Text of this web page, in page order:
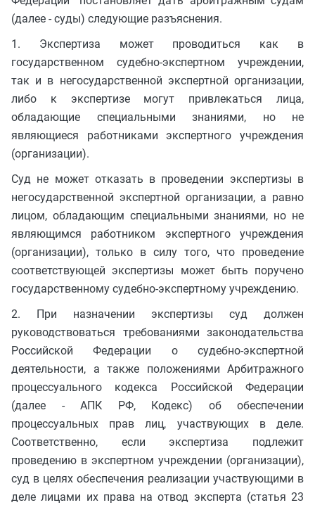
(далее - суды) следующие разъяснения.
1. Экспертиза может проводиться как в
государственном судебно-экспертном учреждении,
так и в негосударственной экспертной организации,
либо к экспертизе могут привлекаться лица,
обладающие специальными знаниями, но не
являющиеся работниками экспертного учреждения
(организации).
Суд не может отказать в проведении экспертизы в
негосударственной экспертной организации, а равно
лицом, обладающим специальными знаниями, но не
являющимся работником экспертного учреждения
(организации), только в силу того, что проведение
соответствующей экспертизы может быть поручено
государственному судебно-экспертному учреждению.
2. При назначении экспертизы суд должен
руководствоваться требованиями законодательства
Российской Федерации о судебно-экспертной
деятельности, а также положениями Арбитражного
процессуального кодекса Российской Федерации
(далее - АПК РФ, Кодекс) об обеспечении
процессуальных прав лиц, участвующих в деле.
Соответственно, если экспертиза подлежит
проведению в экспертном учреждении (организации),
суд в целях обеспечения реализации участвующими в
деле лицами их права на отвод эксперта (статья 23